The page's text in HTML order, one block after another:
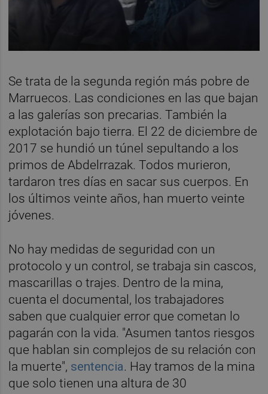
Se trata de la segunda región más pobre de
Marruecos. Las condiciones en las que bajan
a las galerías son precarias. También la
explotación bajo tierra. El 22 de diciembre de
2017 se hundió un túnel sepultando a los
primos de Abdelrrazak. Todos murieron,
tardaron tres días en sacar sus cuerpos. En
los últimos veinte años, han muerto veinte
jóvenes.
No hay medidas de seguridad con un
protocolo y un control, se trabaja sin cascos,
mascarillas o trajes. Dentro de la mina,
cuenta el documental, los trabajadores
saben que cualquier error que cometan lo
pagarán con la vida. "Asumen tantos riesgos
que hablan sin complejos de su relación con
la muerte", sentencia. Hay tramos de la mina
que solo tienen una altura de 30